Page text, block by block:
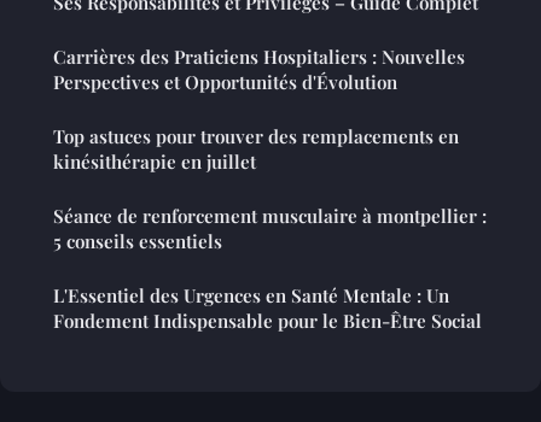
Carrières des Praticiens Hospitaliers : Nouvelles
Perspectives et Opportunités d'Évolution
Top astuces pour trouver des remplacements en
kinésithérapie en juillet
Séance de renforcement musculaire à montpellier :
5 conseils essentiels
L'Essentiel des Urgences en Santé Mentale : Un
Fondement Indispensable pour le Bien-Être Social